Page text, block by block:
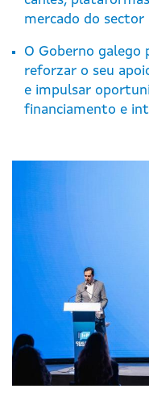
mercado do sector
O Goberno galego
reforzar o seu
e impulsar
financiamento e